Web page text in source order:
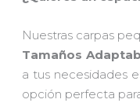
Nuestras carpas
Tamaños
a tus necesidades
opción perfecta